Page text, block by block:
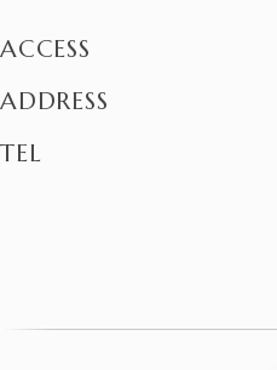
ACCESS
ADDRESS
TEL